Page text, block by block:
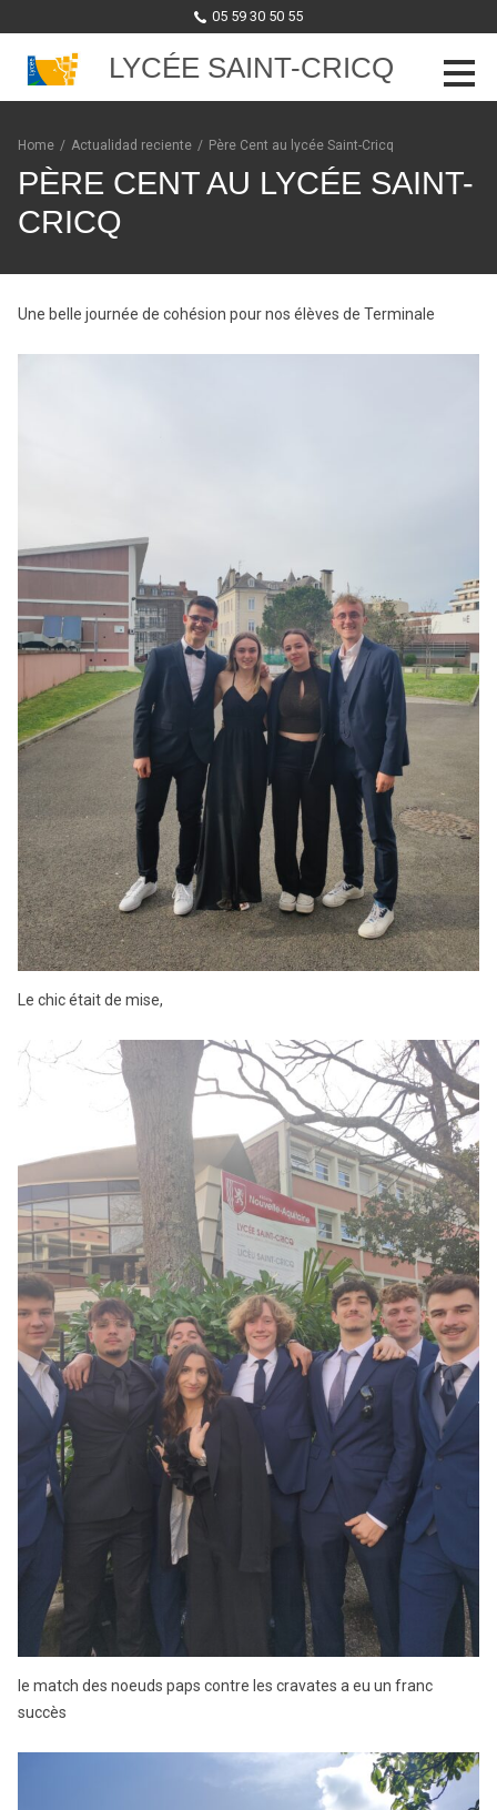
05 59 30 50 55
LYCÉE SAINT-CRICQ
Skip to content
Home / Actualidad reciente / Père Cent au lycée Saint-Cricq
PÈRE CENT AU LYCÉE SAINT-
CRICQ
Une belle journée de cohésion pour nos élèves de Terminale
Le chic était de mise,
le match des noeuds paps contre les cravates a eu un franc
succès